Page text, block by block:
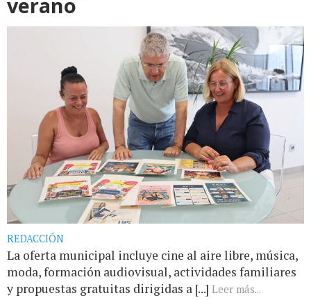
REDACCIÓN
La oferta municipal incluye cine al aire libre, música,
moda, formación audiovisual, actividades familiares
y propuestas gratuitas dirigidas a [...] Leer más...